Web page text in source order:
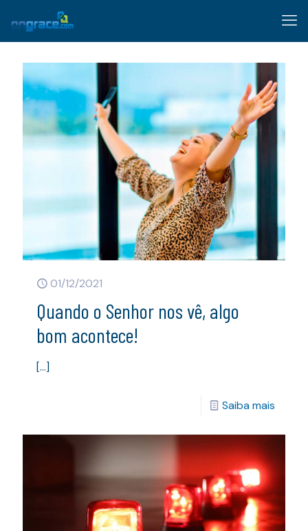
01/12/2021
Quando o Senhor nos vê, algo
bom acontece!
[…]
Saiba mais